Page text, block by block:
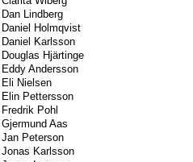
Dan Lindberg
Daniel Holmqvist
Daniel Karlsson
Douglas Hjärtinge
Eddy Andersson
Eli Nielsen
Elin Pettersson
Fredrik Pohl
Gjermund Aas
Jan Peterson
Jonas Karlsson